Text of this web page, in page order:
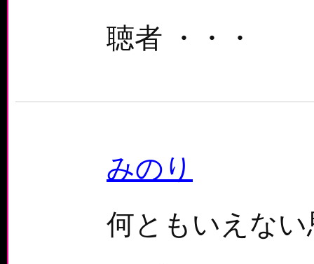
聴者 ・・・
みのり
何ともいえな